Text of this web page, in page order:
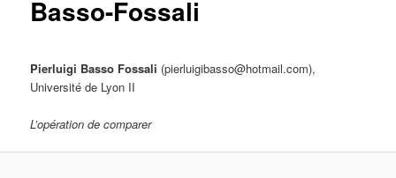
Basso-Fossali
Pierluigi Basso Fossali (pierluigibasso@hotmail.com),
Université de Lyon II
L’opération de comparer